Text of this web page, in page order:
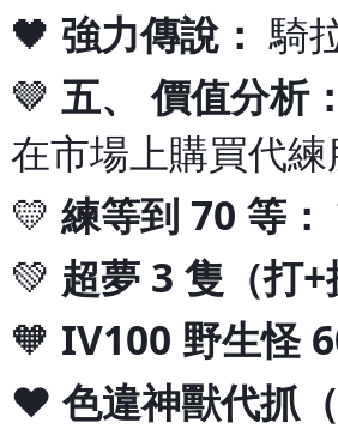
🖤 強力傳說： 騎
🤎 五、 價值分析
在市場上購買代
💛 練等到 70 等：
💚 超夢 3 隻（打
🧡 IV100 野生怪
❤️ 色違神獸代抓